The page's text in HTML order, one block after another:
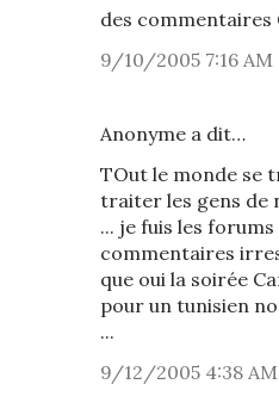
des commentaires
9/10/2005 7:16 AM
Anonyme a dit…
TOut le monde se
traiter les gens de
... je fuis les
commentaires
que oui la soirée
pour un tunisien
...
9/12/2005 4:38 AM